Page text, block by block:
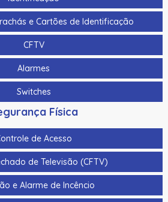
e Cartões de Identificação
CFTV
Alarmes
Switches
Física
de Acesso
de Televisão (CFTV)
e Alarme de Incêncio